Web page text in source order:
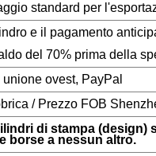
standard per
e il pagamento
del 70% prima della
ovest, PayPal
/ Prezzo FOB
di stampa (design)
borse a nessun altro.